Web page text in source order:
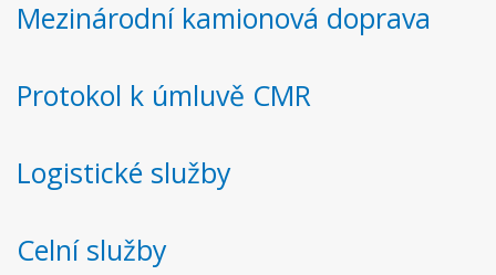
Mezinárodní kamionová doprava
Protokol k úmluvě CMR
Logistické služby
Celní služby